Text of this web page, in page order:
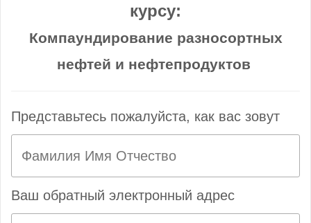
курсу:
Компаундирование разносортных
нефтей и нефтепродуктов
Представьтесь пожалуйста, как вас зовут
Ваш обратный электронный адрес